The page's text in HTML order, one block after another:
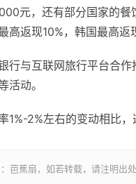
元，还有部分国家的餐
高返现10%，韩国最高返
行与互联网旅行平台合
活动。
1%-2%左右的变动相比
：芭蕉扇，如若转载，请注明